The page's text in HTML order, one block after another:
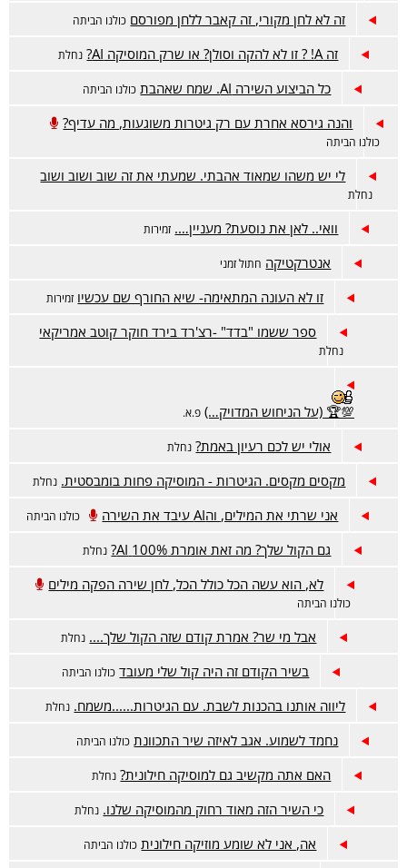
זה לא לחן מקורי, זה קאבר ללחן מפורסם כולנו הביתה
זה A! ? זו לא להקה וסולן? או שרק המוסיקה AI? נחלת
כל הביצוע השירה AI. שמח שאהבת כולנו הביתה
והנה גירסא אחרת עם רק גיטרות משוגעות, מה עדיף?
כולנו הביתה
לי יש משהו שמאוד אהבתי. שמעתי את זה שוב ושוב ושוב
נחלת
וואי.. לאן את נוסעת? מעניין…. זמירות
אנטרקטיקה חתול זמני
זו לא העונה המתאימה- שיא החורף שם עכשיו זמירות
ספר ששמו "בדד" -רצ'רד בירד חוקר קוטב אמריקאי
נחלת
💯🏆 (על הניחוש המדויק…) פ.א.
אולי יש לכם רעיון באמת? נחלת
מקסים מקסים. הגיטרות - המוסיקה פחות בומבסטית. נחלת
אני שרתי את המילים, והAI עיבד את השירה כולנו הביתה
גם הקול שלך? מה זאת אומרת 100% AI? נחלת
לא, הוא עשה הכל כולל הכל, לחן שירה הפקה מילים
כולנו הביתה
אבל מי שר? אמרת קודם שזה הקול שלך.... נחלת
בשיר הקודם זה היה קול שלי מעובד כולנו הביתה
ליווה אותנו בהכנות לשבת. עם הגיטרות......משמח. נחלת
נחמד לשמוע. אגב לאיזה שיר התכוונת כולנו הביתה
האם אתה מקשיב גם למוסיקה חילונית? נחלת
כי השיר הזה מאוד רחוק מהמוסיקה שלנו. נחלת
אה, אני לא שומע מוזיקה חילונית כולנו הביתה